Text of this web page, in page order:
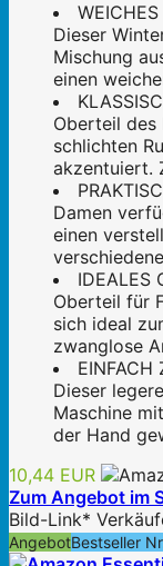
Dieser
Mischung
einen
Oberteil des
schlichten
akzentuiert.
Damen
einen
IDEALES
Oberteil für
sich ideal
zwanglose
EINFACH
Dieser
Maschine
der Hand
10,44 EUR
Zum Angebot im
Bild-Link*
AngebotBestseller